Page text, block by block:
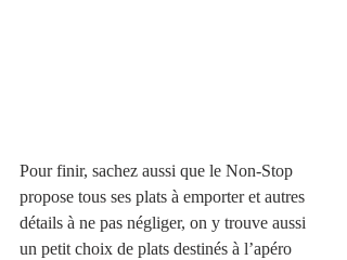
Pour finir, sachez aussi que le Non-Stop
propose tous ses plats à emporter et autres
détails à ne pas négliger, on y trouve aussi
un petit choix de plats destinés à l’apéro